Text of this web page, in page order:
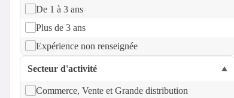
De 1 à 3 ans
Plus de 3 ans
Expérience non renseignée
Secteur d'activité
Commerce, Vente et Grande distribution